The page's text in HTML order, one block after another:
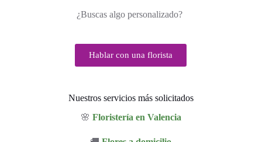
¿Buscas algo personalizado?
Hablar con una florista
Nuestros servicios más solicitados
🌸 Floristería en Valencia